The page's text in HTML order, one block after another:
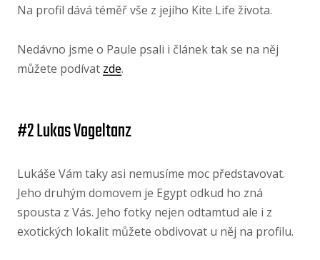
Na profil dává téměř vše z jejího Kite Life života.
Nedávno jsme o Paule psali i článek tak se na něj
můžete podívat zde.
#2 Lukas Vogeltanz
Lukáše Vám taky asi nemusíme moc představovat.
Jeho druhým domovem je Egypt odkud ho zná
spousta z Vás. Jeho fotky nejen odtamtud ale i z
exotických lokalit můžete obdivovat u něj na profilu.